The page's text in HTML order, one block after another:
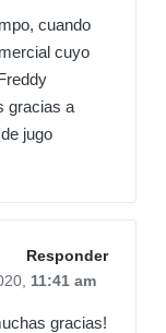
cuando
cuyo
gracias a
jugo
Responder
11:41 am
gracias!